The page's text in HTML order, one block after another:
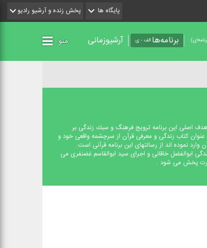
پایگاه ها پخش زنده و آرشیو رادیو
برنامه‌ها الف - ی آرشیوزمانی منو
هدف اصلی این برنامه ترویج فرهنگ و سبك زندگی بر
عنوان كتاب زندگی و معرفی قرآن از سرچشمه واقعی خود و
نموده اند از رسالتهای این برنامه قرآنی است.
ابوالفضل خاقانی و اجرای سید ابوالقاسم غضنفری می